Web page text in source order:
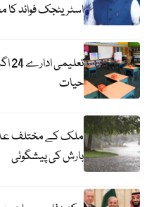
اسٹریٹجک فوائد کا
حیات
ملک کے مختلف
بارش کی پیشگوئی